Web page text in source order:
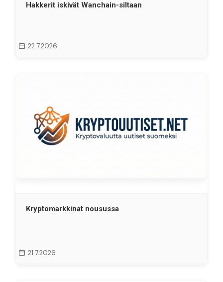
Hakkerit iskivät Wanchain-siltaan
22.7.2026
Kryptomarkkinat nousussa
21.7.2026